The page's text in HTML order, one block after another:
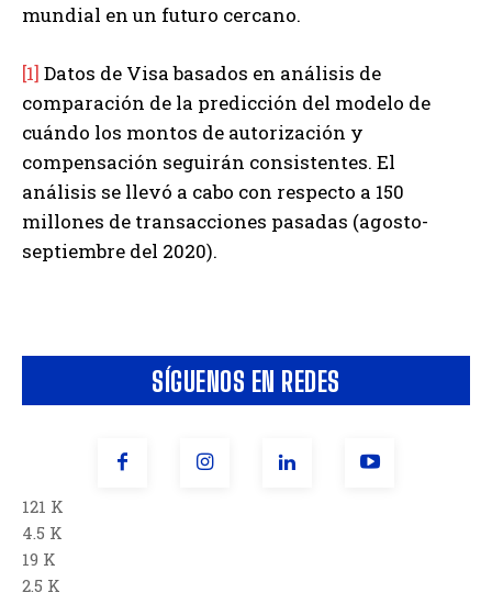
SÍGUENOS EN REDES
121 K
4.5 K
19 K
2.5 K
mundial en un futuro cercano.
[1] Datos de Visa basados en análisis de
comparación de la predicción del modelo de
cuándo los montos de autorización y
compensación seguirán consistentes. El
análisis se llevó a cabo con respecto a 150
millones de transacciones pasadas (agosto-
septiembre del 2020).